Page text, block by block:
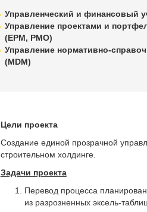
Управленческий и финансовый
Управление проектами и
(EPM, PMO)
Управление нормативно-
(MDM)
Цели проекта
Создание единой прозрачной
строительном холдинге.
Задачи проекта
Перевод процесса
из разрозненных эксель-